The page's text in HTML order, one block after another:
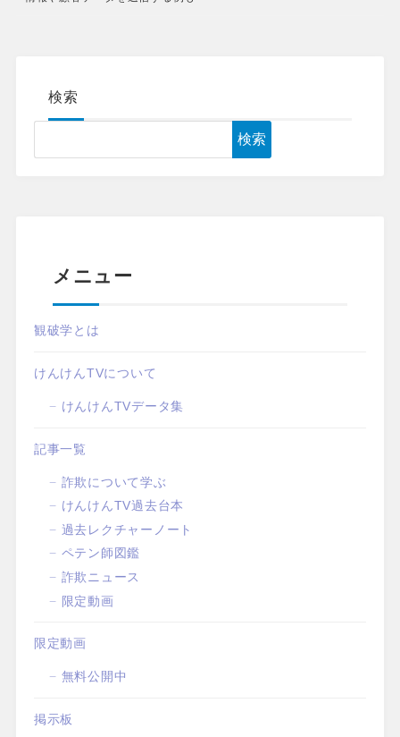
検索
検索
メニュー
観破学とは
けんけんTVについて
けんけんTVデータ集
記事一覧
詐欺について学ぶ
けんけんTV過去台本
過去レクチャーノート
ペテン師図鑑
詐欺ニュース
限定動画
限定動画
無料公開中
掲示板